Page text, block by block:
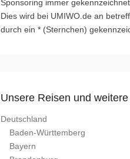
Sponsoring immer
Dies wird bei UMIWO.de an
durch ein * (Sternchen)
Unsere Reisen und
Deutschland
Baden-Württemberg
Bayern